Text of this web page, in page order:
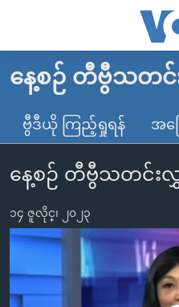
လွယ်ကူ
သည့်
များ
ပင်မ
အကြောင်းအရာ
ကျော်
ကြည့်
မူလစာမျက်နှာ
မြန်မာ
ကမ္ဘာ့သတင်းများ
နိုင်ငံတကာ
တရုတ်
ဗွီဒီယို
ရပ်ဝန်းတခု လမ်းတခု အလွန်
အင်္ဂလိပ်စာလေ့လာမယ်
အမေရိကန်သုံးအီဒီယံ
အပတ်စဉ်ကဏ္ဍများ
နေ့စဉ် တီဗွီသတင်
ဗွီဒီယို ကြည့်ရှုရန် အက
နေ့စဉ် တီဗွီသတင်းလွှ
၁၄ ဇူလိုင္၊ ၂၀၂၃